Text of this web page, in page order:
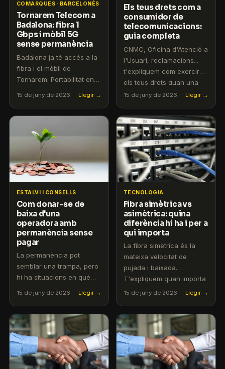
COMARQUES · BARCELONÈS
Tornarem Telecom a
Badalona: fibra 1
Gbps i mòbil 5G
sense permanència
Badalona ja té accés a la
fibra i el mòbil de
Tornarem. Portabilitat en
15 de juny de 2026 Llegir →
Els teus drets com a
consumidor de
telecomunicacions:
guia completa
CNMC, Oficina d'Atenció a
l'Usuari, reclamacions...
t'expliquem com exercir
els teus drets quan una
operadora no compleix.
15 de juny de 2026 Llegir →
ESTALVI I CONSELLS
Com donar-se de
baixa d'una
operadora amb
permanència sense
pagar
La permanència pot
semblar una trampa, però
hi ha situacions en què
15 de juny de 2026 Llegir →
TECNOLOGIA
Fibra simètrica vs
asimètrica: quina
diferència hi ha i per a
qui importa
La fibra simètrica és la
mateixa velocitat de
pujada i baixada.
T'expliquem quan importa
de debò i quan és
15 de juny de 2026 Llegir →